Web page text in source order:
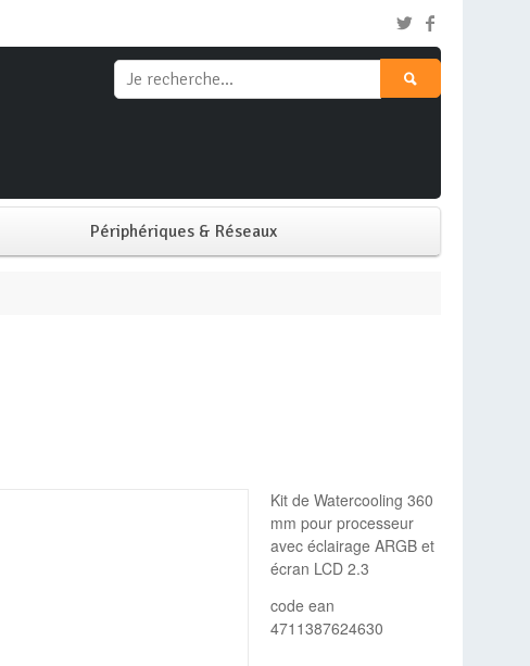
Périphériques & Réseaux
Kit de Watercooling 360
mm pour processeur
avec éclairage ARGB et
écran LCD 2.3
code ean
4711387624630